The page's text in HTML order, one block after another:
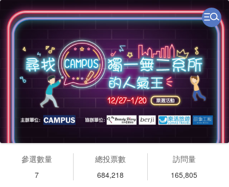
參選數量
7
總投票數
684,218
訪問量
165,805